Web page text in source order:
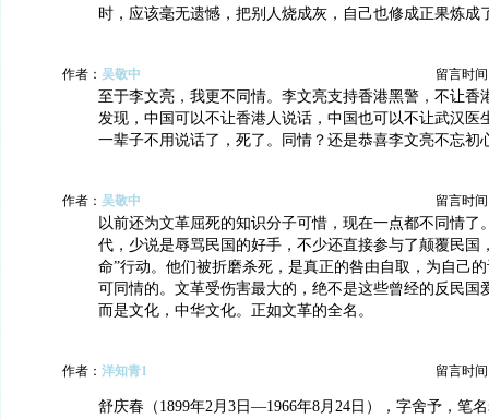
时，应该毫无遗憾，把别人烧成灰，自己也修成正果炼成
作者： 吴敬中 留言时间
至于李文亮，我更不同情。李文亮支持香港黑警，不让香
发现，中国可以不让香港人说话，中国也可以不让武汉医
一辈子不用说话了，死了。同情？还是恭喜李文亮不忘初
作者： 吴敬中 留言时间
以前还为文革屈死的知识分子可惜，现在一点都不同情了
代，少说是辱骂民国的好手，不少还直接参与了颠覆民国
命”行动。他们被折磨杀死，是真正的咎由自取，为自己
可同情的。文革受伤害最大的，绝不是这些曾经的反民国
而是文化，中华文化。正如文革的全名。
作者： 洋知青1 留言时间
舒庆春（1899年2月3日—1966年8月24日），字舍予，笔